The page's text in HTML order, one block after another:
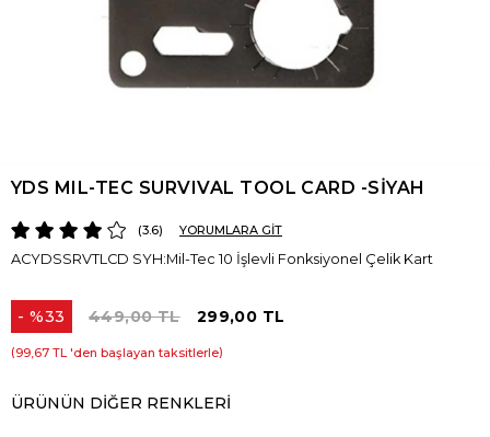
YDS MIL-TEC SURVIVAL TOOL CARD -SİYAH
3.6 YORUMLARA GİT
ACYDSSRVTLCD SYH:Mil-Tec 10 İşlevli Fonksiyonel Çelik Kart
%33
İndirim
449,00 TL 299,00 TL
99,67 TL 'den başlayan taksitlerle
ÜRÜNÜN DIĞER RENKLERI